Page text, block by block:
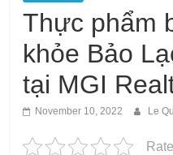
Thực phẩm
khỏe Bảo
tại MGI
November 10, 2022 Le